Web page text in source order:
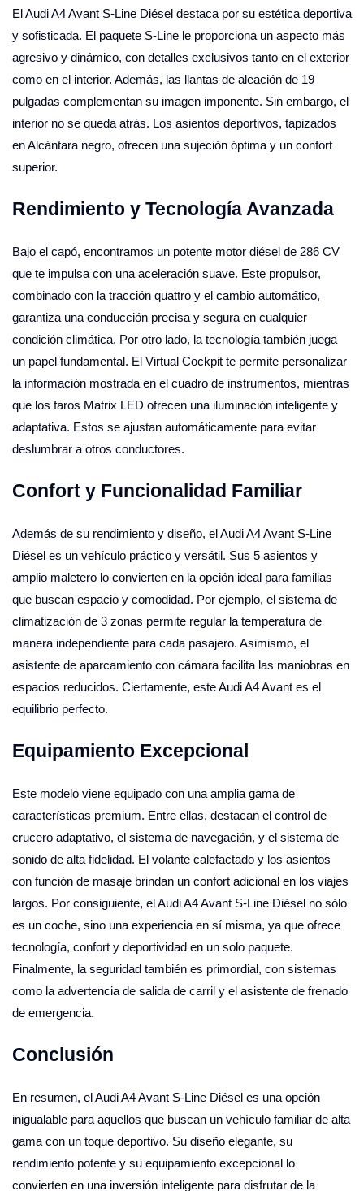
El Audi A4 Avant S-Line Diésel destaca por su estética deportiva
y sofisticada. El paquete S-Line le proporciona un aspecto más
agresivo y dinámico, con detalles exclusivos tanto en el exterior
como en el interior. Además, las llantas de aleación de 19
pulgadas complementan su imagen imponente. Sin embargo, el
interior no se queda atrás. Los asientos deportivos, tapizados
en Alcántara negro, ofrecen una sujeción óptima y un confort
superior.
Rendimiento y Tecnología Avanzada
Bajo el capó, encontramos un potente motor diésel de 286 CV
que te impulsa con una aceleración suave. Este propulsor,
combinado con la tracción quattro y el cambio automático,
garantiza una conducción precisa y segura en cualquier
condición climática. Por otro lado, la tecnología también juega
un papel fundamental. El Virtual Cockpit te permite personalizar
la información mostrada en el cuadro de instrumentos, mientras
que los faros Matrix LED ofrecen una iluminación inteligente y
adaptativa. Estos se ajustan automáticamente para evitar
deslumbrar a otros conductores.
Confort y Funcionalidad Familiar
Además de su rendimiento y diseño, el Audi A4 Avant S-Line
Diésel es un vehículo práctico y versátil. Sus 5 asientos y
amplio maletero lo convierten en la opción ideal para familias
que buscan espacio y comodidad. Por ejemplo, el sistema de
climatización de 3 zonas permite regular la temperatura de
manera independiente para cada pasajero. Asimismo, el
asistente de aparcamiento con cámara facilita las maniobras en
espacios reducidos. Ciertamente, este Audi A4 Avant es el
equilibrio perfecto.
Equipamiento Excepcional
Este modelo viene equipado con una amplia gama de
características premium. Entre ellas, destacan el control de
crucero adaptativo, el sistema de navegación, y el sistema de
sonido de alta fidelidad. El volante calefactado y los asientos
con función de masaje brindan un confort adicional en los viajes
largos. Por consiguiente, el Audi A4 Avant S-Line Diésel no sólo
es un coche, sino una experiencia en sí misma, ya que ofrece
tecnología, confort y deportividad en un solo paquete.
Finalmente, la seguridad también es primordial, con sistemas
como la advertencia de salida de carril y el asistente de frenado
de emergencia.
Conclusión
En resumen, el Audi A4 Avant S-Line Diésel es una opción
inigualable para aquellos que buscan un vehículo familiar de alta
gama con un toque deportivo. Su diseño elegante, su
rendimiento potente y su equipamiento excepcional lo
convierten en una inversión inteligente para disfrutar de la